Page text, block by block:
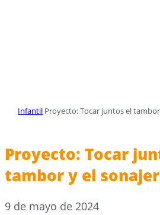
Infantil Proyecto: Tocar juntos el
Proyecto: Tocar
tambor y el
9 de mayo de 2024